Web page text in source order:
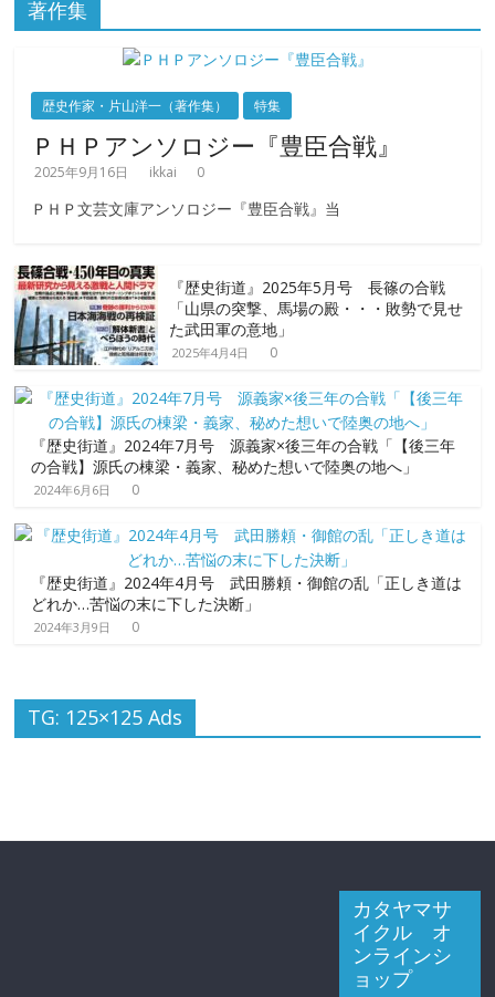
著作集
歴史作家・片山洋一（著作集） 特集
ＰＨＰアンソロジー『豊臣合戦』
2025年9月16日 ikkai 0
ＰＨＰ文芸文庫アンソロジー『豊臣合戦』当
『歴史街道』2025年5月号 長篠の合戦
「山県の突撃、馬場の殿・・・敗勢で見せ
た武田軍の意地」
2025年4月4日 0
『歴史街道』2024年7月号 源義家×後三年の合戦「【後三年
の合戦】源氏の棟梁・義家、秘めた想いで陸奥の地へ」
2024年6月6日 0
『歴史街道』2024年4月号 武田勝頼・御館の乱「正しき道は
どれか…苦悩の末に下した決断」
2024年3月9日 0
TG: 125×125 Ads
カタヤマサ
イクル オ
ンラインシ
ョップ